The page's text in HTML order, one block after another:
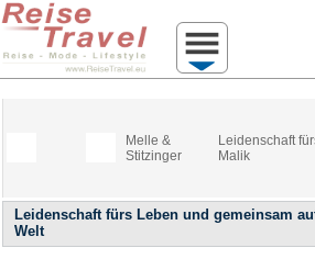
Melle &
Stitzinger
Leidenschaft
Malik
Leidenschaft fürs Leben und gemeinsam
Welt